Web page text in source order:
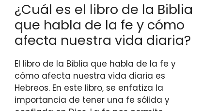
¿Cuál es el libro de la Biblia
que habla de la fe y cómo
afecta nuestra vida diaria?
El libro de la Biblia que habla de la fe y
cómo afecta nuestra vida diaria es
Hebreos. En este libro, se enfatiza la
importancia de tener una fe sólida y